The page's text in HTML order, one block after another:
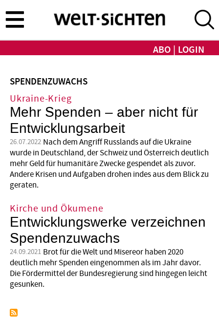
zum
Inhalt
ABO LOGIN
SPENDENZUWACHS
Ukraine-Krieg
Mehr Spenden – aber nicht für
Entwicklungsarbeit
26.07.2022 Nach dem Angriff Russlands auf die Ukraine
wurde in Deutschland, der Schweiz und Österreich deutlich
mehr Geld für humanitäre Zwecke gespendet als zuvor.
Andere Krisen und Aufgaben drohen indes aus dem Blick zu
geraten.
Kirche und Ökumene
Entwicklungswerke verzeichnen
Spendenzuwachs
24.09.2021 Brot für die Welt und Misereor haben 2020
deutlich mehr Spenden eingenommen als im Jahr davor.
Die Fördermittel der Bundesregierung sind hingegen leicht
gesunken.